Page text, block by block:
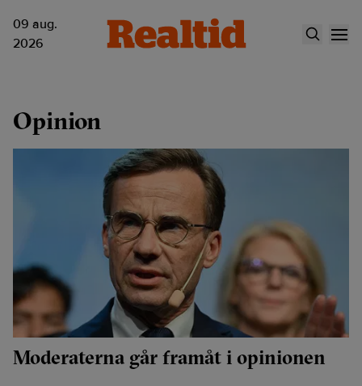
09 aug.
2026
Opinion
Moderaterna går framåt i opinionen